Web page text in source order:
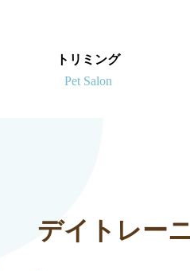
トリミング
デイトレー